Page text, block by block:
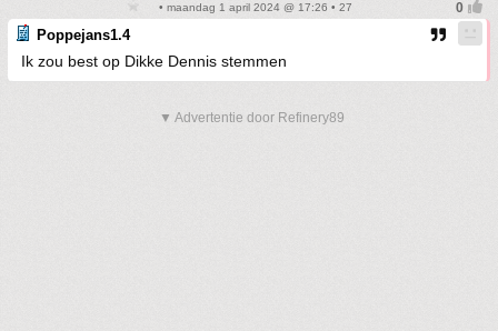
• maandag 1 april 2024 @ 17:26 • 27
Poppejans1.4
Ik zou best op Dikke Dennis stemmen
▼ Advertentie door Refinery89